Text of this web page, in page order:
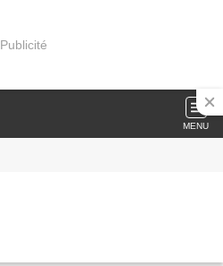
Publicité
MENU